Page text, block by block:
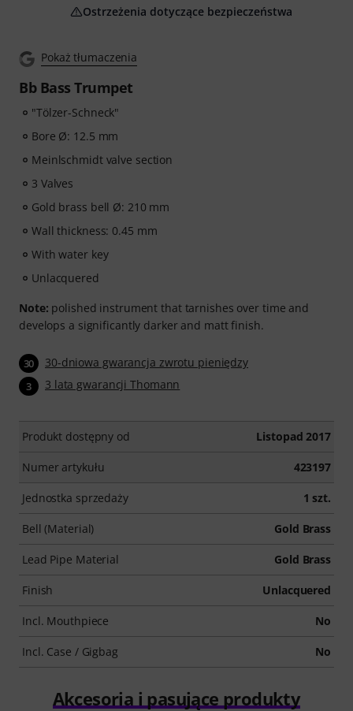
Pokaż tłumaczenia
Bb Bass Trumpet
"Tölzer-Schneck"
Bore Ø: 12.5 mm
Meinlschmidt valve section
3 Valves
Gold brass bell Ø: 210 mm
Wall thickness: 0.45 mm
With water key
Unlacquered
Note: polished instrument that tarnishes over time and
develops a significantly darker and matt finish.
30 30-dniowa gwarancja zwrotu pieniędzy
3 3 lata gwarancji Thomann
Produkt dostępny od Listopad 2017
Numer artykułu 423197
Jednostka sprzedaży 1 szt.
Bell (Material) Gold Brass
Lead Pipe Material Gold Brass
Finish Unlacquered
Incl. Mouthpiece No
Incl. Case / Gigbag No
Ostrzeżenia dotyczące bezpieczeństwa
Akcesoria i pasujące produkty